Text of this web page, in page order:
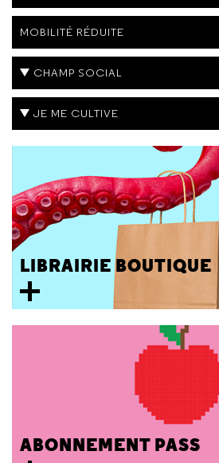
MOBILITÉ RÉDUITE
CHAMP SOCIAL
JE ME CULTIVE
LIBRAIRIE BOUTIQUE
ABONNEMENT PASS